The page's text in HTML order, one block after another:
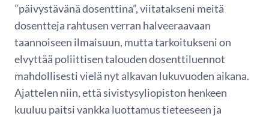
”päivystävänä dosenttina”, viitatakseni meitä
dosentteja rahtusen verran halveeraavaan
taannoiseen ilmaisuun, mutta tarkoitukseni on
elvyttää poliittisen talouden dosenttiluennot
mahdollisesti vielä nyt alkavan lukuvuoden aikana.
Ajattelen niin, että sivistysyliopiston henkeen
kuuluu paitsi vankka luottamus tieteeseen ja